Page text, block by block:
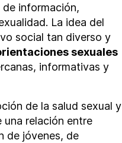
información,
La idea del
social tan diverso y
sexuales
informativas y
de la salud sexual y
relación entre
de jóvenes, de